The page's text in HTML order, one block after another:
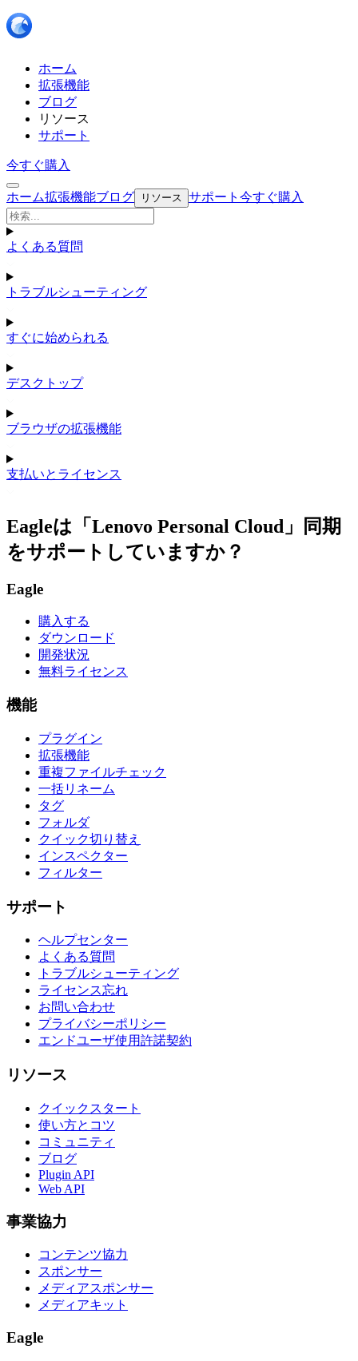
ホーム
拡張機能
ブログ
リソース
サポート
今すぐ購入
ホーム拡張機能ブログ リソース サポート 今すぐ購入
よくある質問
トラブルシューティング
すぐに始められる
デスクトップ
ブラウザの拡張機能
支払いとライセンス
Eagleは「Lenovo Personal Cloud」同期
をサポートしていますか？
Eagle
購入する
ダウンロード
開発状況
無料ライセンス
機能
プラグイン
拡張機能
重複ファイルチェック
一括リネーム
タグ
フォルダ
クイック切り替え
インスペクター
フィルター
サポート
ヘルプセンター
よくある質問
トラブルシューティング
ライセンス忘れ
お問い合わせ
プライバシーポリシー
エンドユーザ使用許諾契約
リソース
クイックスタート
使い方とコツ
コミュニティ
ブログ
Plugin API
Web API
事業協力
コンテンツ協力
スポンサー
メディアスポンサー
メディアキット
Eagle